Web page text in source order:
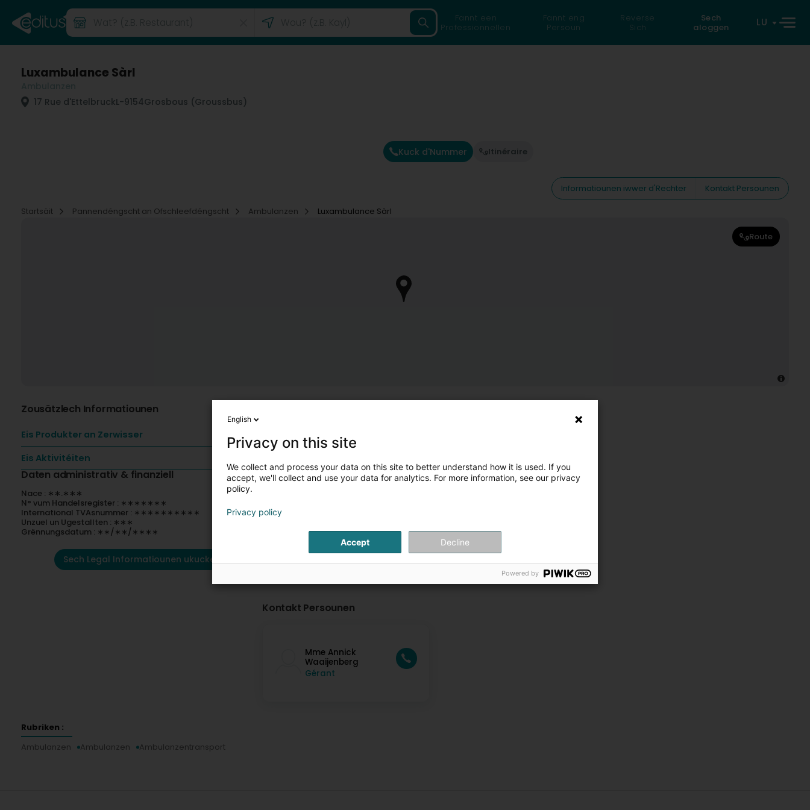
Fannt een
Professionnellen
Fannt eng
Persoun
Reverse
Sich
Sech
aloggen
LU
Luxambulance Sàrl
17 Rue d'EttelbruckL-9154Grosbous (Groussbus)
Kuck d'Nummer Itinéraire
Informatiounen iwwer d'Rechter
Kontakt Persounen
Startsäit
Pannendéngscht an Ofschleefdéngscht Ambulanzen Luxambulance Sàrl
Route
Zousätzlech Informatiounen
Eis Produkter an Zerwisser
Eis Aktivitéiten
Daten administrativ & finanziell
Nace : ∗∗.∗∗∗
N° vum Handelsregister : ∗∗∗∗∗∗∗
International TVAsnummer : ∗∗∗∗∗∗∗∗∗∗
Unzuel un Ugestallten : ∗∗∗
Grënnungsdatum : ∗∗/∗∗/∗∗∗∗
Sech Legal Informatiounen ukucken
Kontakt Persounen
Mme Annick
Waaijenberg
Gérant
Rubriken :
Ambulanzen
Ambulanzen Ambulanzentransport
English
Privacy on this site
We collect and process your data on this site to better understand how it is used. If you
accept, we'll collect and use your data for analytics. For more information, see our privacy
policy.
Privacy policy
Accept Decline
Powered by